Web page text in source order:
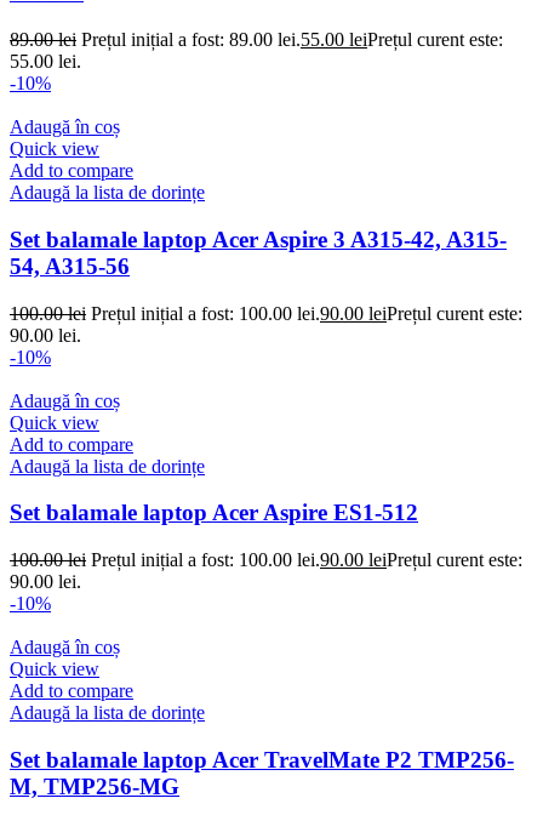
89.00lei Prețul inițial a fost: 89.00 lei.55.00 leiPrețul curent este:
55.00 lei.
-10%
Adaugă în coș
Quick view
Add to compare
Adaugă la lista de dorințe
Set balamale laptop Acer Aspire 3 A315-42, A315-
54, A315-56
100.00lei Prețul inițial a fost: 100.00 lei.90.00 leiPrețul curent este:
90.00 lei.
-10%
Adaugă în coș
Quick view
Add to compare
Adaugă la lista de dorințe
Set balamale laptop Acer Aspire ES1-512
100.00lei Prețul inițial a fost: 100.00 lei.90.00 leiPrețul curent este:
90.00 lei.
-10%
Adaugă în coș
Quick view
Add to compare
Adaugă la lista de dorințe
Set balamale laptop Acer TravelMate P2 TMP256-
M, TMP256-MG